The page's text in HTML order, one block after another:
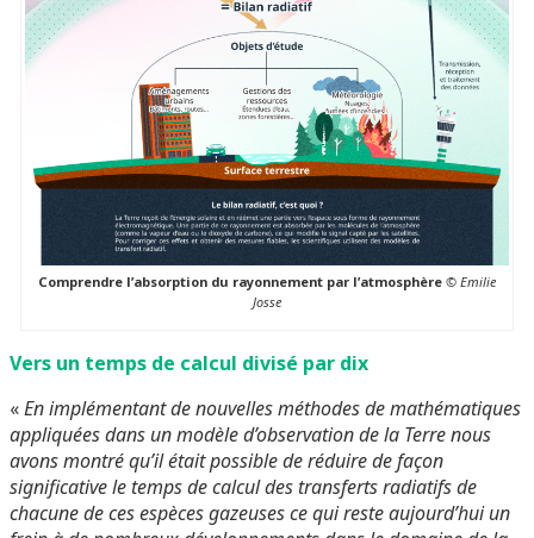
Comprendre l’absorption du rayonnement par l’atmosphère © Emilie
Josse
Vers un temps de calcul divisé par dix
«En implémentant de nouvelles méthodes de mathématiques
appliquées dans un modèle d’observation de la Terre nous
avons montré qu’il était possible de réduire de façon
significative le temps de calcul des transferts radiatifs de
chacune de ces espèces gazeuses ce qui reste aujourd’hui un